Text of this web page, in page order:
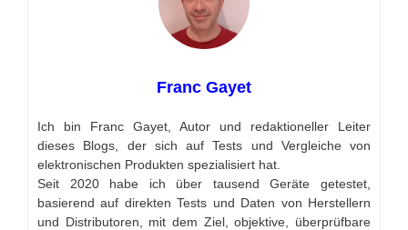
Franc Gayet
Ich bin Franc Gayet, Autor und redaktioneller Leiter
dieses Blogs, der sich auf Tests und Vergleiche von
elektronischen Produkten spezialisiert hat.
Seit 2020 habe ich über tausend Geräte getestet,
basierend auf direkten Tests und Daten von Herstellern
und Distributoren, mit dem Ziel, objektive, überprüfbare